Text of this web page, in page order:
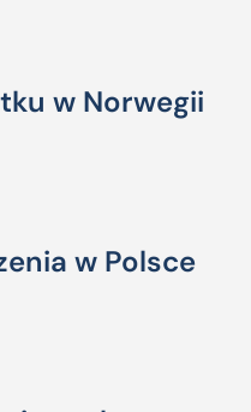
w Norwegii
w Polsce